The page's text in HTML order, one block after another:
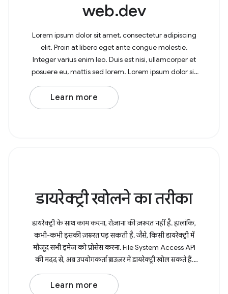
web.dev
Lorem ipsum dolor sit amet, consectetur adipiscing
elit. Proin at libero eget ante congue molestie.
Integer varius enim leo. Duis est nisi, ullamcorper et
posuere eu, mattis sed lorem. Lorem ipsum dolor sit
amet, consectetur adipiscing elit. In at
Learn more
डायरेक्ट्री खोलने का तरीका
डायरेक्ट्री के साथ काम करना, रोज़ाना की ज़रूरत नहीं है. हालांकि,
कभी-कभी इसकी ज़रूरत पड़ सकती है. जैसे, किसी डायरेक्ट्री में
मौजूद सभी इमेज को प्रोसेस करना. File System Access API
की मदद से, अब उपयोगकर्ता ब्राउज़र में डायरेक्ट्री खोल सकते हैं.
साथ
Learn more